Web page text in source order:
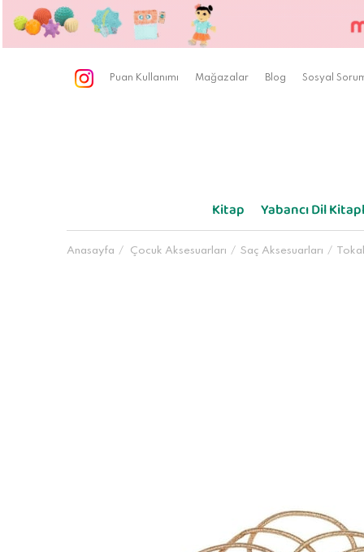
Puan Kullanımı Mağazalar Blog Sosyal
Kitap Yabancı Dil
Anasayfa Çocuk Aksesuarları Saç Aksesuarları